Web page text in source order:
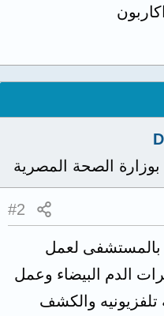
الصحة المصرية
#2
بالمستشفى لعمل
الدم البيضاء وعمل
والكشف